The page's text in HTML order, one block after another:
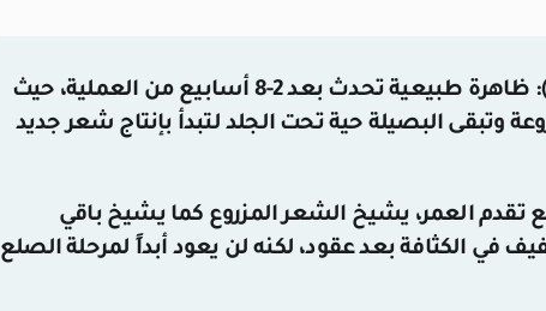
ظاهرة طبيعية تحدث بعد 2-8 أسابيع من العملية، حيث
وتبقى البصيلة حية تحت الجلد لتبدأ بإنتاج شعر جديد
تقدم العمر، يشيخ الشعر المزروع كما يشيخ باقي
الكثافة بعد عقود، لكنه لن يعود أبداً لمرحلة الصلع